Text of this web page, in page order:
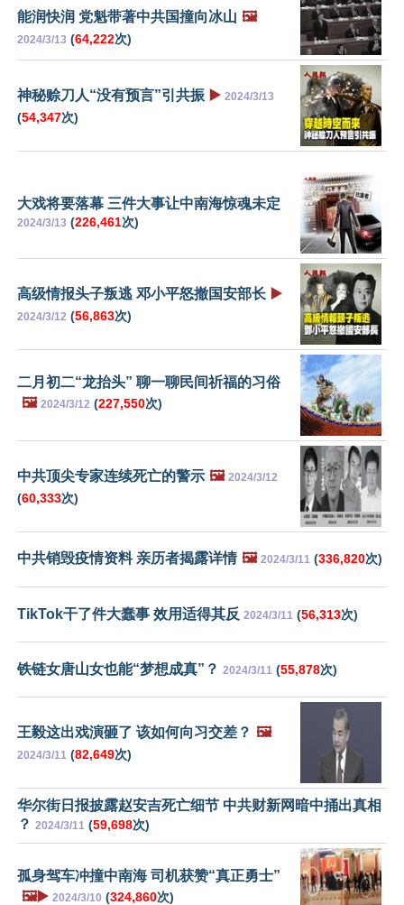
能润快润 党魁带著中共国撞向冰山 🖼️
2024/3/13 (64,222次)
神秘赊刀人“没有预言”引共振 ▶️ 2024/3/13
(54,347次)
大戏将要落幕 三件大事让中南海惊魂未定
2024/3/13 (226,461次)
高级情报头子叛逃 邓小平怒撤国安部长 ▶️
2024/3/12 (56,863次)
二月初二“龙抬头” 聊一聊民间祈福的习俗
🖼️ 2024/3/12 (227,550次)
中共顶尖专家连续死亡的警示 🖼️ 2024/3/12
(60,333次)
中共销毁疫情资料 亲历者揭露详情 🖼️ 2024/3/11 (336,820次)
TikTok干了件大蠢事 效用适得其反 2024/3/11 (56,313次)
铁链女唐山女也能“梦想成真”？ 2024/3/11 (55,878次)
王毅这出戏演砸了 该如何向习交差？ 🖼️
2024/3/11 (82,649次)
华尔街日报披露赵安吉死亡细节 中共财新网暗中捅出真相
？ 2024/3/11 (59,698次)
孤身驾车冲撞中南海 司机获赞“真正勇士”
🖼️▶️ 2024/3/10 (324,860次)